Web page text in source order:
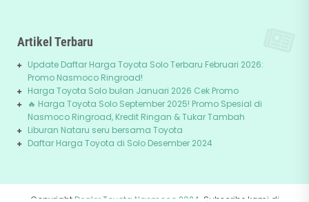
Artikel Terbaru
Update Daftar Harga Toyota Solo Terbaru Februari 2026:
Promo Nasmoco Ringroad!
Harga Toyota Solo bulan Januari 2026 Cek Promo
🔥 Harga Toyota Solo September 2025! Promo Spesial di
Nasmoco Ringroad, Kredit Ringan & Tukar Tambah
Liburan Nataru seru bersama Toyota
Daftar Harga Toyota di Solo Desember 2024
CopyrightDealer Toyota Nasmoco 2024 . Subscribe kami di